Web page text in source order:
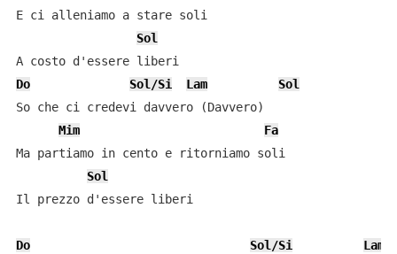
E ci alleniamo a stare soli
Sol
Do
Sol/Si Lam
Sol
So che ci credevi davvero (Davvero)
Mim
Fa
Ma partiamo in cento e ritorniamo soli
Sol
Il prezzo d'essere liberi
Do Sol/Si
Lam